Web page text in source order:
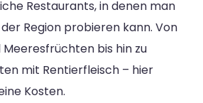
Restaurants, in denen man
Region probieren kann. Von
bis hin zu
mit Rentierfleisch – hier
Kosten.